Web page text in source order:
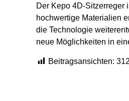
Der Kepo 4D-Sitzerreger
hochwertige Materialien
die Technologie
neue Möglichkeiten in
Beitragsansichten: 312